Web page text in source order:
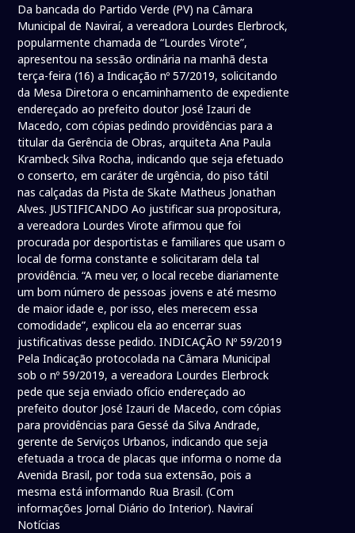
Da bancada do Partido Verde (PV) na Câmara
Municipal de Naviraí, a vereadora Lourdes Elerbrock,
popularmente chamada de “Lourdes Virote”,
apresentou na sessão ordinária na manhã desta
terça-feira (16) a Indicação nº 57/2019, solicitando
da Mesa Diretora o encaminhamento de expediente
endereçado ao prefeito doutor José Izauri de
Macedo, com cópias pedindo providências para a
titular da Gerência de Obras, arquiteta Ana Paula
Krambeck Silva Rocha, indicando que seja efetuado
o conserto, em caráter de urgência, do piso tátil
nas calçadas da Pista de Skate Matheus Jonathan
Alves. JUSTIFICANDO Ao justificar sua propositura,
a vereadora Lourdes Virote afirmou que foi
procurada por desportistas e familiares que usam o
local de forma constante e solicitaram dela tal
providência. “A meu ver, o local recebe diariamente
um bom número de pessoas jovens e até mesmo
de maior idade e, por isso, eles merecem essa
comodidade”, explicou ela ao encerrar suas
justificativas desse pedido. INDICAÇÃO Nº 59/2019
Pela Indicação protocolada na Câmara Municipal
sob o nº 59/2019, a vereadora Lourdes Elerbrock
pede que seja enviado ofício endereçado ao
prefeito doutor José Izauri de Macedo, com cópias
para providências para Gessé da Silva Andrade,
gerente de Serviços Urbanos, indicando que seja
efetuada a troca de placas que informa o nome da
Avenida Brasil, por toda sua extensão, pois a
mesma está informando Rua Brasil. (Com
informações Jornal Diário do Interior). Naviraí
Notícias